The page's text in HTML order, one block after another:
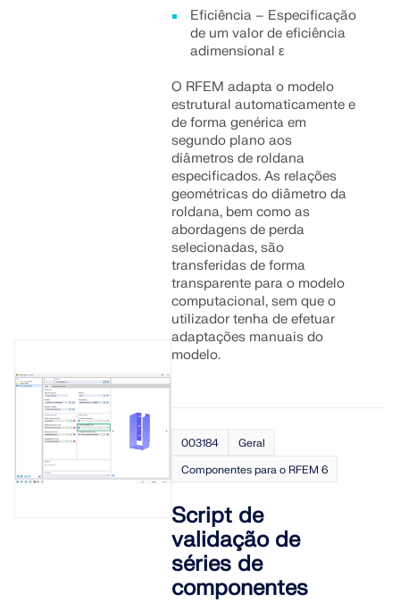
Eficiência – Especificação
de um valor de eficiência
adimensional ε
O RFEM adapta o modelo
estrutural automaticamente e
de forma genérica em
segundo plano aos
diâmetros de roldana
especificados. As relações
geométricas do diâmetro da
roldana, bem como as
abordagens de perda
selecionadas, são
transferidas de forma
transparente para o modelo
computacional, sem que o
utilizador tenha de efetuar
adaptações manuais do
modelo.
003184
Geral
Componentes para o RFEM 6
Script de
validação de
séries de
componentes